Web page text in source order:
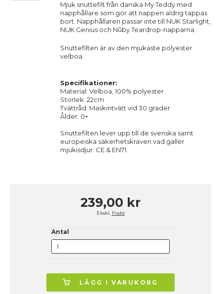
Mjuk snuttefilt från danska My Teddy med
napphållare som gör att nappen aldrig tappas
bort. Napphållaren passar inte till NUK Starlight,
NUK Genius och Nûby Teardrop-napparna.
Snuttefilten är av den mjukaste polyester
velboa.
Specifikationer:
Material: Velboa, 100% polyester
Storlek: 22cm
Tvättråd: Maskintvätt vid 30 grader
Ålder: 0+
Snuttefilten lever upp till de svenska samt
europeiska säkerhetskraven vad gäller
mjukisdjur: CE & EN71.
239,00 kr
Ekskl. Frakt
Antal
LÄGG I VARUKORG